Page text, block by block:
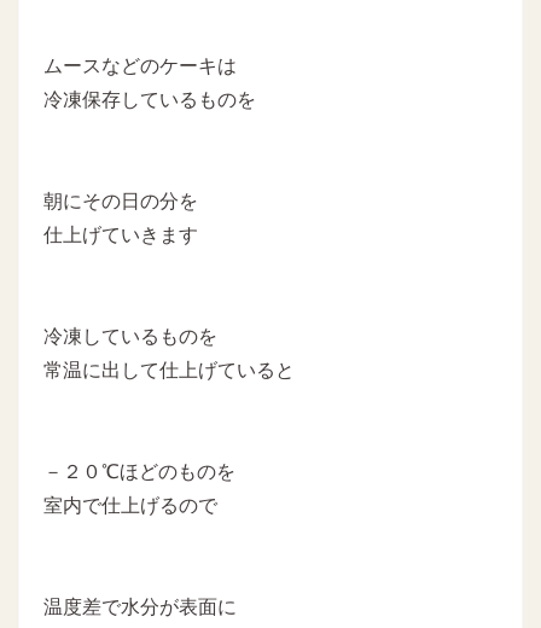
ムースなどのケーキは
冷凍保存しているものを
朝にその日の分を
仕上げていきます
冷凍しているものを
常温に出して仕上げていると
－２０℃ほどのものを
室内で仕上げるので
温度差で水分が表面に